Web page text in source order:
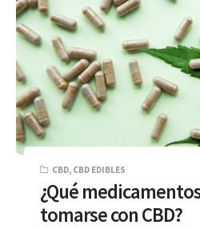
CBD, CBD EDIBLES
¿Qué
tomarse con CBD?